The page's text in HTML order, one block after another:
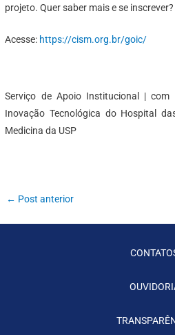
projeto. Quer saber mais e se inscrever?
Acesse: https://cism.org.br/goic/
Serviço de Apoio Institucional | com
Inovação Tecnológica do Hospital
Medicina da USP
← Post anterior